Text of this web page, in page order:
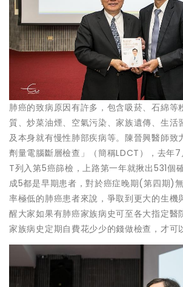
肺癌的致病原因有許多，包含吸菸、石綿等
質、炒菜油煙、空氣污染、家族遺傳、生活
及本身就有慢性肺部疾病等。陳晉興醫師致
劑量電腦斷層檢查」（簡稱LDCT），去年
T列入第5癌篩檢，上路第一年就揪出531個
成5都是早期患者，對於癌症晚期(第四期)
率極低的肺癌患者來說，爭取到更大的生機
醒大家如果有肺癌家族病史可至各大指定醫
家族病史定期自費花少少的錢做檢查，才可